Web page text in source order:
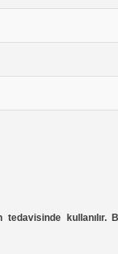
kullanılır.